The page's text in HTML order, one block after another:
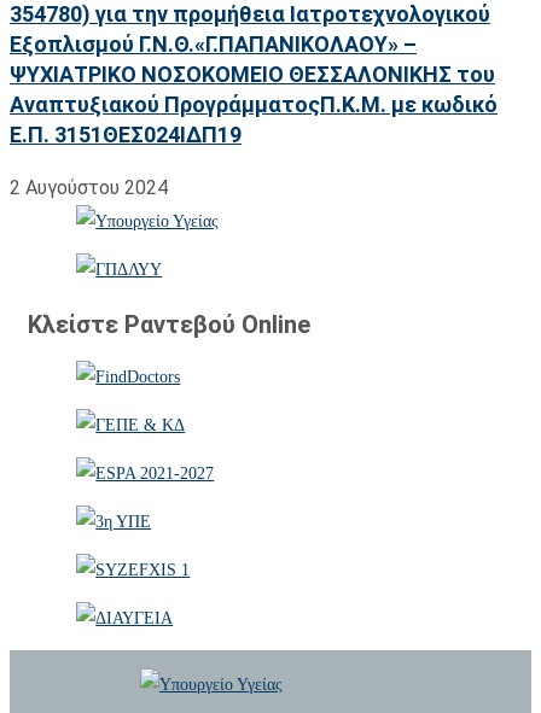
354780) για την προμήθεια Ιατροτεχνολογικού
Εξοπλισμού Γ.Ν.Θ.«Γ.ΠΑΠΑΝΙΚΟΛΑΟΥ» –
ΨΥΧΙΑΤΡΙΚΟ ΝΟΣΟΚΟΜΕΙΟ ΘΕΣΣΑΛΟΝΙΚΗΣ του
Αναπτυξιακού ΠρογράμματοςΠ.Κ.Μ. με κωδικό
Ε.Π. 3151ΘΕΣ024ΙΔΠ19
2 Αυγούστου 2024
Κλείστε Ραντεβού Online